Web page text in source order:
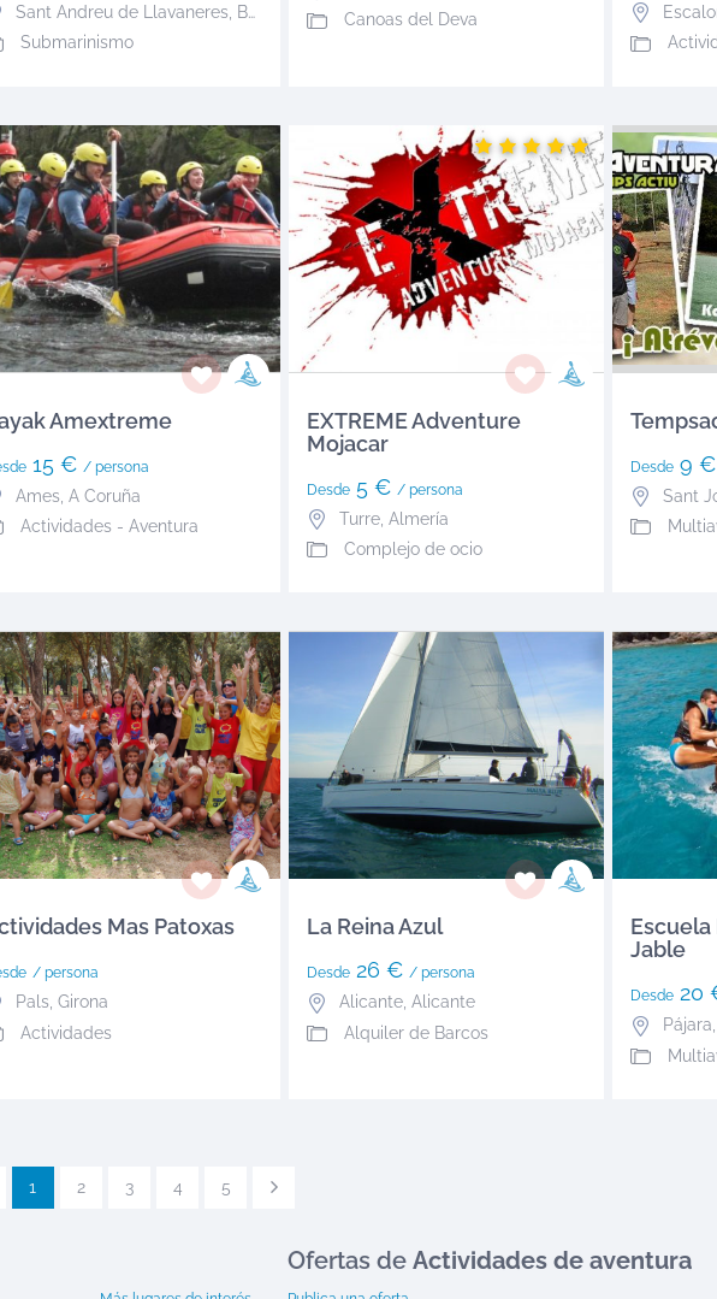
Sant Andreu de Llavaneres Barcelona
Submarinismo
Canoas del Deva
Amextreme
15 € / persona
Ames A Coruña
Actividades - Aventura
EXTREME Adventure
Mojacar
Desde5 € / persona
Turre, Almería
Complejo de ocio
Desde9 €
Sant
Mas Patoxas
/ persona
Pals, Girona
Actividades
La Reina Azul
Desde26 € / persona
Alicante, Alicante
Alquiler de Barcos
Jable
Desde20
Pájara,
1 2 3 4 5
Ofertas de Actividades de aventura